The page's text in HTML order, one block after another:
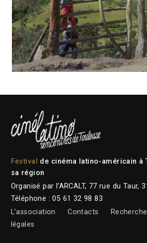
Festival de cinéma latino-américain à
sa région
Organisé par l’ARCALT, 77 rue du Taur,
Téléphone : 05 61 32 98 83
L’association
Contacts Recherche
légales